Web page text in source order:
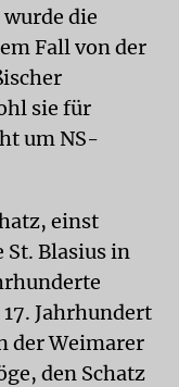
die
Fall von der
sie für
um NS-
einst
Blasius in
Jahrhundert
der Weimarer
den Schatz